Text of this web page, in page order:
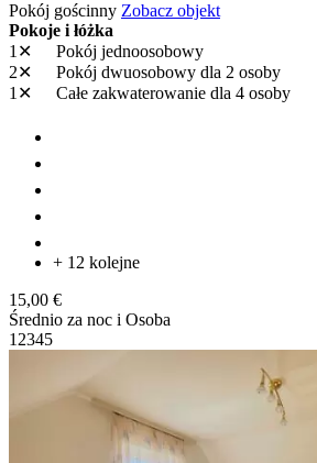
Pokój gościnny Zobacz objekt
Pokoje i łóżka
1✕
Pokój jednoosobowy
2✕
Pokój dwuosobowy dla 2 osoby
1✕
Całe zakwaterowanie dla 4 osoby
+ 12 kolejne
15,00 €
Średnio za noc i Osoba
1 2345